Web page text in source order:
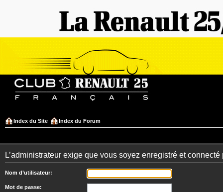
Index du Site Index du Forum
L’administrateur exige que vous soyez enregistré et
Nom d’utilisateur:
Mot de passe: